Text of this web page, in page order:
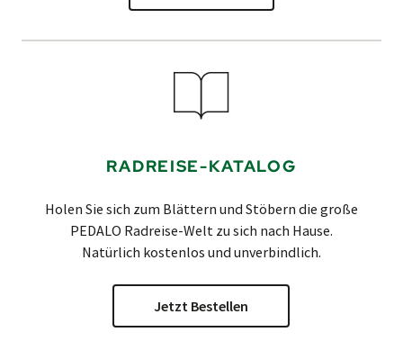
RADREISE-KATALOG
Holen Sie sich zum Blättern und Stöbern die große
PEDALO Radreise-Welt zu sich nach Hause.
Natürlich kostenlos und unverbindlich.
Jetzt Bestellen